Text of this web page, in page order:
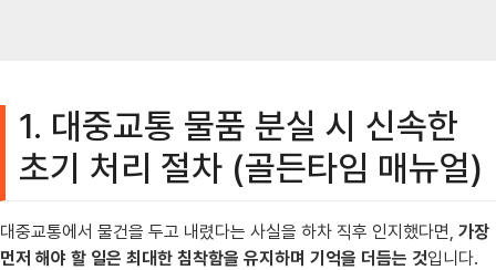
1. 대중교통 물품 분실 시 신속한
초기 처리 절차 (골든타임 매뉴얼)
대중교통에서 물건을 두고 내렸다는 사실을 하차 직후 인지했다면, 가장
먼저 해야 할 일은 최대한 침착함을 유지하며 기억을 더듬는 것입니다.